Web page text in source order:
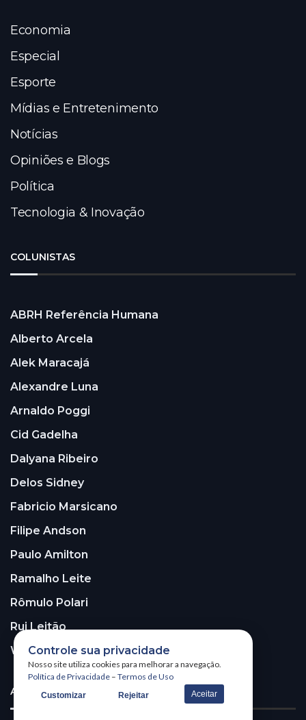
Economia
Especial
Esporte
Mídias e Entretenimento
Notícias
Opiniões e Blogs
Política
Tecnologia & Inovação
COLUNISTAS
ABRH Referência Humana
Alberto Arcela
Alek Maracajá
Alexandre Luna
Arnaldo Poggi
Cid Gadelha
Dalyana Ribeiro
Delos Sidney
Fabricio Marsicano
Filipe Andson
Paulo Amilton
Ramalho Leite
Rômulo Polari
Rui Leitão
Walter Santos
ASSINE A NOSSA NEWSLETTER!
Controle sua privacidade
Nosso site utiliza cookies para melhorar a navegação.
Política de Privacidade – Termos de Uso
Customizar Rejeitar Aceitar